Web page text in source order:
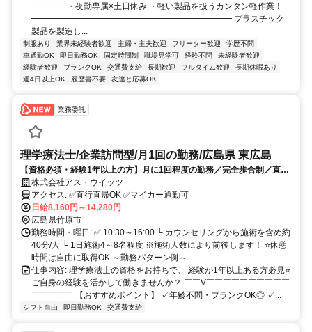
━━━━ ・夜勤専属×土日休み ・軽い製品を扱うカンタン軽作業！
━━━━━━━━━━━━━━━━━━━━━━━━ プラスチック
製品を製造し...
制服あり 業界未経験者歓迎 主婦・主夫歓迎 フリーター歓迎
学歴不問
車通勤OK
即日勤務OK 固定時間制 職場見学可 経験不問
未経験者歓迎
経験者歓迎
ブランクOK 交通費支給 長期歓迎 フルタイム歓迎
長期休暇あり
週4日以上OK
履歴書不要 友達と応募OK
業務委託
理学療法士/企業訪問型/月1回の勤務/広島県 東広島
【資格必須・経験1年以上の方】月に1回程度の勤務／完全歩合制／直行
直帰OK／マイカー通勤可／ブランクOK／制服付与
株式会社アス・ウイッツ
アクセス: ✅直行直帰OK ✅マイカー通勤可
日給8,160円～14,280円
広島県竹原市
勤務時間・曜日: ✅ 10:30～16:00 └ カウンセリングから施術を含め約
40分/人 └ 1日施術4～8名程度 ※施術人数により前後します！ ⭐休憩
時間は自由に取得OK ～勤務パターン例～...
仕事内容: 理学療法士の資格をお持ちで、 経験が1年以上ある方必見⭐
ご自身の経験を活かして働きませんか？ ￣￣V￣￣￣￣￣￣￣￣￣￣
￣￣￣￣￣ 【おすすめポイント】 ✓年齢不問・ブランクOK◎ ✓...
シフト自由 即日勤務OK 交通費支給